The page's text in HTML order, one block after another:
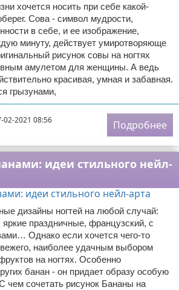
хочется носить при себе какой-
Сова - символ мудрости,
в себе, и ее изображение,
минуту, действует умиротворяюще
рисунок совы на ногтях
амулетом для женщины. А ведь
красивая, умная и забавная.
грызунами,
02-2021 08:56
Подробнее
идеи стильного нейл-
дизайны ногтей на любой случай:
яркие праздничные, французский, с
Однако если хочется чего-то
наиболее удачным выбором
на ногтях. Особенно
банан - он придает образу особую
чем сочетать рисунок Бананы на